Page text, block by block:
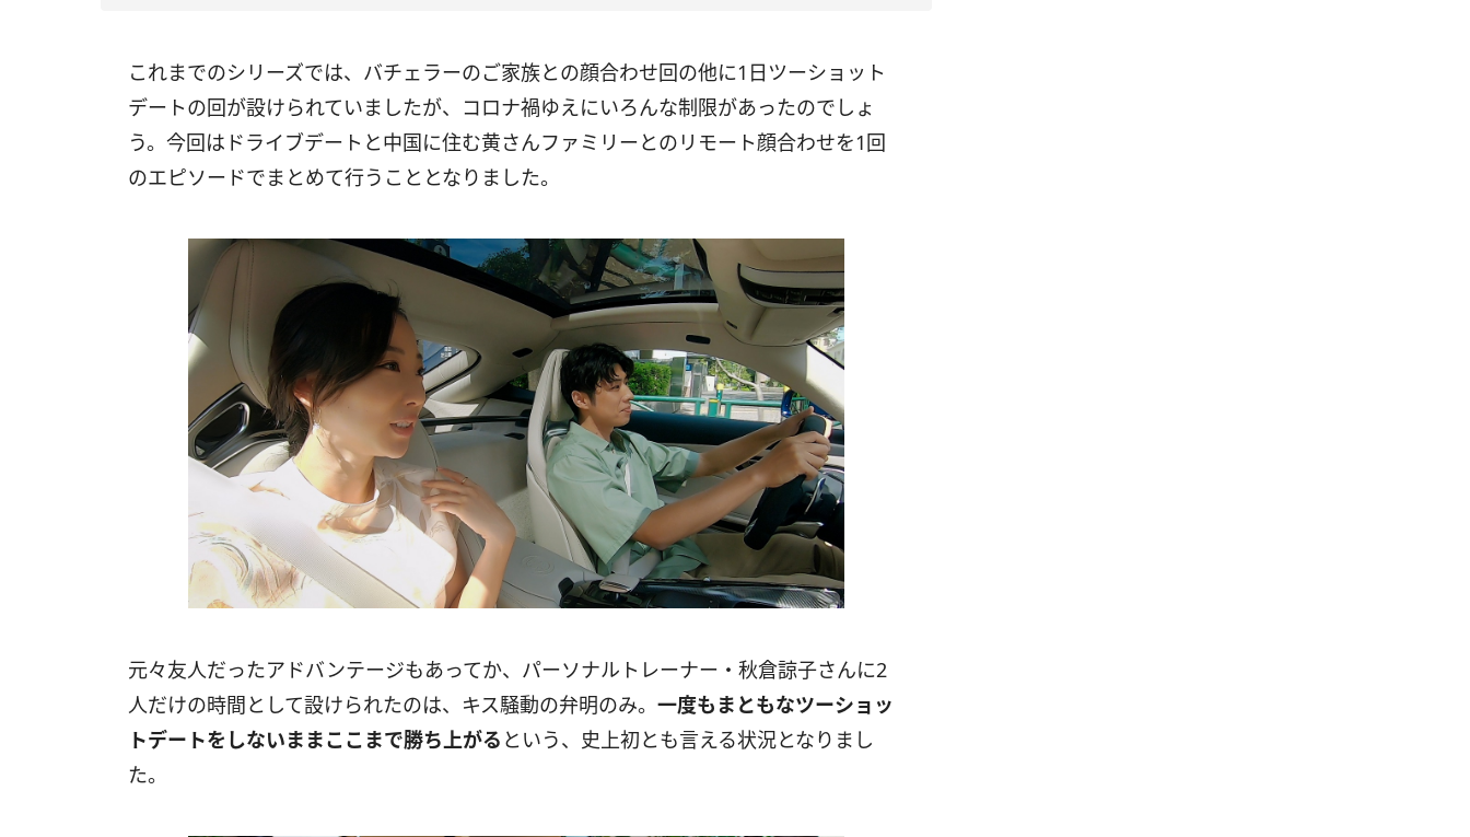
これまでのシリーズでは、バチェラーのご家族との顔合わせ回の他に1日ツーショット
デートの回が設けられていましたが、コロナ禍ゆえにいろんな制限があったのでしょ
う。今回はドライブデートと中国に住む黄さんファミリーとのリモート顔合わせを1回
のエピソードでまとめて行うこととなりました。
元々友人だったアドバンテージもあってか、パーソナルトレーナー・秋倉諒子さんに2
人だけの時間として設けられたのは、キス騒動の弁明のみ。 一度もまともなツーショッ
トデートをしないままここまで勝ち上がる という、史上初とも言える状況となりまし
た。